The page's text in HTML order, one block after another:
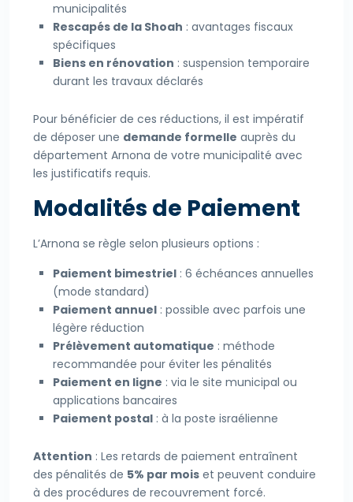
municipalités
Rescapés de la Shoah : avantages fiscaux
spécifiques
Biens en rénovation : suspension temporaire
durant les travaux déclarés
Pour bénéficier de ces réductions, il est impératif
de déposer une demande formelle auprès du
département Arnona de votre municipalité avec
les justificatifs requis.
Modalités de Paiement
L’Arnona se règle selon plusieurs options :
Paiement bimestriel : 6 échéances annuelles
(mode standard)
Paiement annuel : possible avec parfois une
légère réduction
Prélèvement automatique : méthode
recommandée pour éviter les pénalités
Paiement en ligne : via le site municipal ou
applications bancaires
Paiement postal : à la poste israélienne
Attention : Les retards de paiement entraînent
des pénalités de 5% par mois et peuvent conduire
à des procédures de recouvrement forcé.